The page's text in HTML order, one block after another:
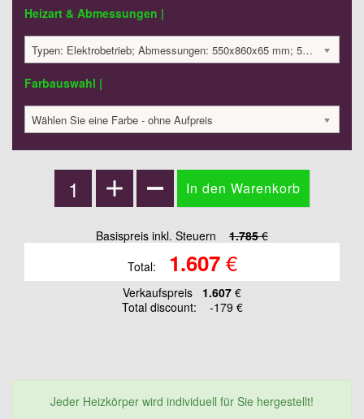
Heizart & Abmessungen |
Typen: Elektrobetrieb; Abmessungen: 550x860x65 mm; 500 Watt:; 1785 €
Farbauswahl |
Wählen Sie eine Farbe - ohne Aufpreis
Basispreis inkl. Steuern 1.785€
Total:
1.607€
Verkaufspreis 1.607 €
Total discount:
-179 €
Jeder Heizkörper wird individuell für Sie hergestellt!